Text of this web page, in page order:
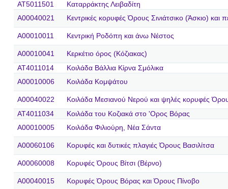
AT5011501
Καταρράκτης Λειβαδίτη
A00040021
Κεντρικές κορυφές Όρους Σινιάτσικο (Άσκιο) και
A00010011 Κεντρική Ροδόπη και άνω Νέστος
A00010041
Κερκέτιο όρος (Κόζιακας)
AT4011014
Κοιλάδα Βάλλια Κίρνα Σμόλικα
A00010006
Κοιλάδα Κομψάτου
A00040022
Κοιλάδα Μεσιανού Νερού και ψηλές κορυφές
AT4011034
Κοιλάδα του Κοζιακά στο 'Oρος Βόρας
A00010005
Κοιλάδα Φιλιούρη, Νέα Σάντα
A00060106 Κορυφές και δυτικές πλαγιές Όρους Βασιλίτσα
A00060008 Κορυφές Όρους Βίτσι (Βέρνο)
A00040015 Κορυφές Όρους Βόρας και Όρους Πίνοβο